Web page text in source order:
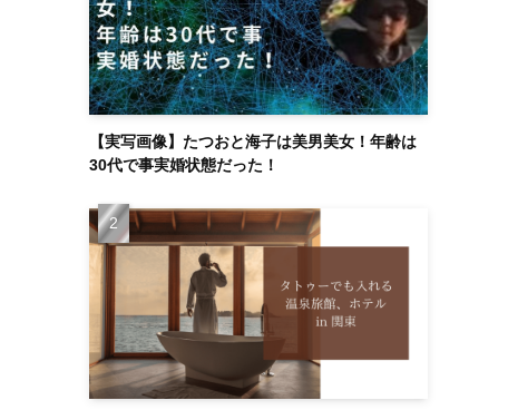
【実写画像】たつおと海子は美男美女！年齢は
30代で事実婚状態だった！